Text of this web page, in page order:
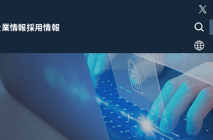
情報採用情報